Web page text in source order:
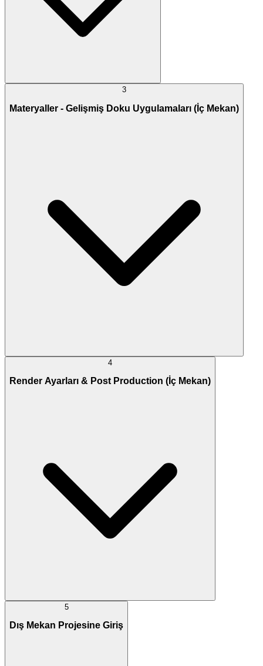
3
Materyaller - Gelişmiş Doku Uygulamaları (İç Mekan)
4
Render Ayarları & Post Production (İç Mekan)
5
Dış Mekan Projesine Giriş